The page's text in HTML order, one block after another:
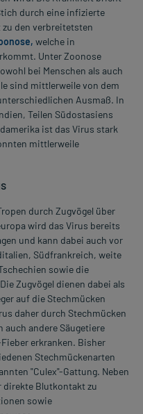
durch eine infizierte
zu den verbreitetsten
welche in
Unter Zoonose
bei Menschen als auch
sind mittlerweile von dem
Ausmaß. In
Teilen Südostasiens
ist das Virus stark
mittlerweile
durch Zugvögel über
wird das Virus bereits
und kann dabei auch vor
Südfrankreich, weite
sowie die
Zugvögel dienen dabei als
auf die Stechmücken
daher durch Stechmücken
auch andere Säugetiere
erkranken. Bisher
Stechmückenarten
"Culex"-Gattung. Neben
direkte Blutkontakt zu
sowie